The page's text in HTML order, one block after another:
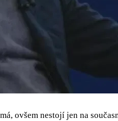
ovšem nestojí jen na